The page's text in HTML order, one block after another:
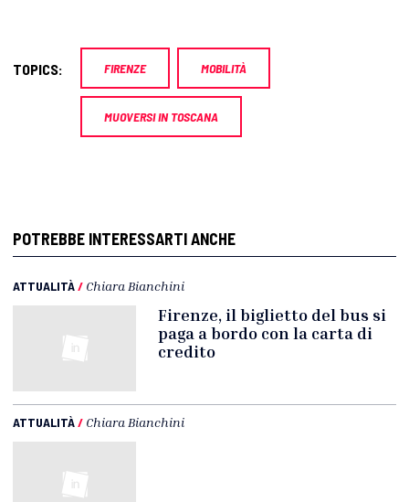
TOPICS: FIRENZE MOBILITÀ
MUOVERSI IN TOSCANA
POTREBBE INTERESSARTI ANCHE
ATTUALITÀ/ Chiara Bianchini
Firenze, il biglietto del bus si
paga a bordo con la carta di
credito
ATTUALITÀ/ Chiara Bianchini